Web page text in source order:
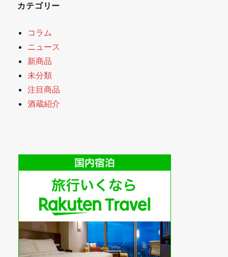
カテゴリー
コラム
ニュース
新商品
未分類
注目商品
酒蔵紹介